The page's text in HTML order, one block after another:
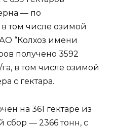
— по
в том числе озимой
“Колхоз имени
получено 3592
в том числе озимой
с гектара.
на 361 гектаре из
сбор — 2366 тонн, с